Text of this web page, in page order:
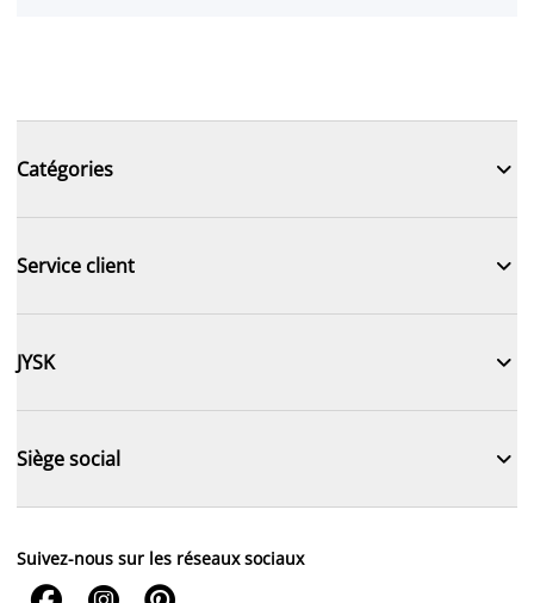
Catégories 
Service client 
JYSK 
Siège social 
Suivez-nous sur les réseaux sociaux